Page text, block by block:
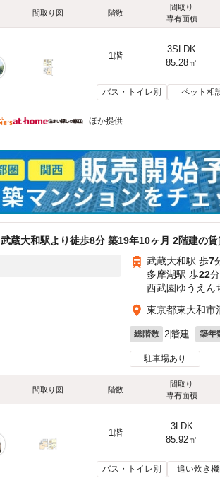
間取り図 階数
間取り
専有面積
1階
3SLDK
85.28㎡
バス・トイレ別 ペット相
ほか提供
武蔵大和駅より徒歩8分 築19年10ヶ月 2階建の賃
武蔵大和駅 歩7
多摩湖駅 歩22
西武園ゆうえん
東京都東大和市
総階数 2階建 築年
駐車場あり
間取り図 階数
間取り
専有面積
1階
3LDK
85.92㎡
バス・トイレ別 追い炊き